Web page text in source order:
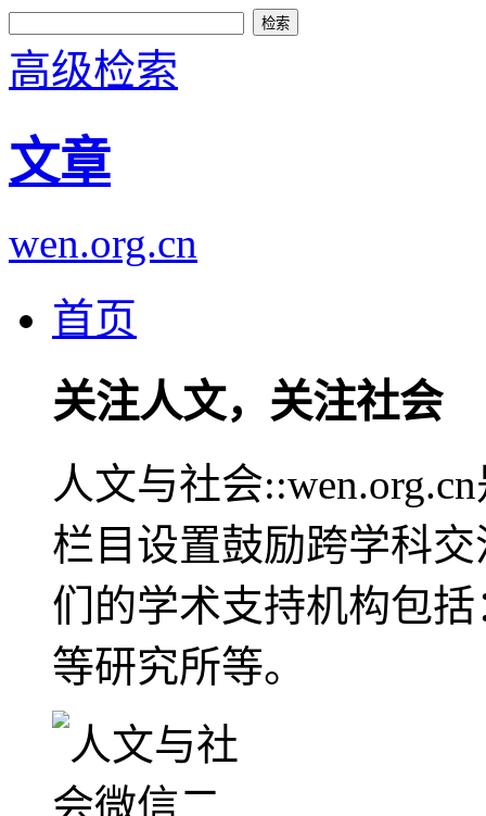
高级检索
文章
wen.org.cn
首页
关注人文，关注社会
人文与社会
栏目设置鼓励跨学科
们的学术支持机构包
等研究所等。